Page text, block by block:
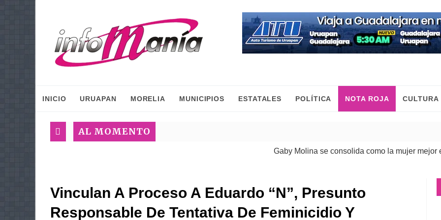
INICIO URUAPAN MORELIA MUNICIPIOS ESTATALES POLÍTICA NOTA ROJA CULTURA
AL MOMENTO
Gaby Molina se consolida como la mujer mejor
Vinculan A Proceso A Eduardo “N”, Presunto
Responsable De Tentativa De Feminicidio Y